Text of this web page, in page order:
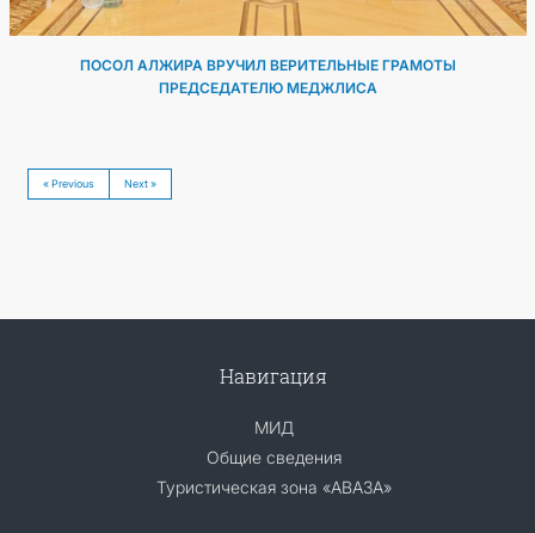
ПОСОЛ АЛЖИРА ВРУЧИЛ ВЕРИТЕЛЬНЫЕ ГРАМОТЫ
ПРЕДСЕДАТЕЛЮ МЕДЖЛИСА
« Previous Next »
Навигация
МИД
Общие сведения
Туристическая зона «АВАЗА»